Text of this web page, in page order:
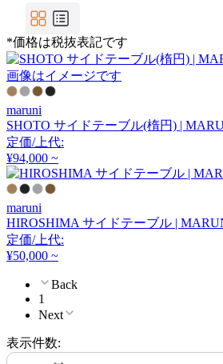
COMPLEX UNIVERSAL
FURNITURE SUPPLY
コンプレックスユニバー
サルファニチャーサプラ
イ
カンディハウス
CORE ONE
コアワン
cosine
コサイン
*価格は税抜表記です
画像はイメージです
maruni
SHOTO サイドテーブル(楕円) |
定価/上代:
¥94,000 ~
maruni
HIROSHIMA サイドテーブル |
定価/上代:
¥50,000 ~
Back
1
Next
表示件数: